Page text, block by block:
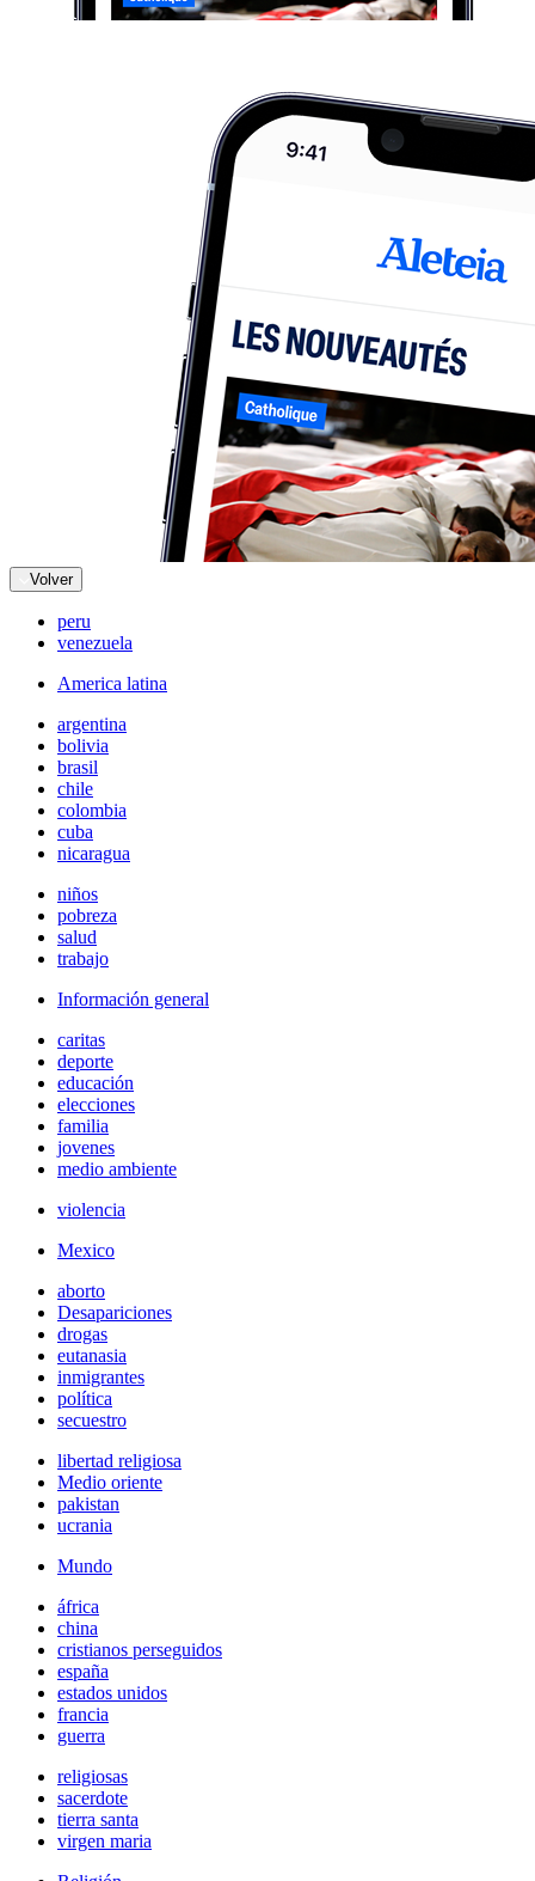
Volver
peru
venezuela
America latina
argentina
bolivia
brasil
chile
colombia
cuba
nicaragua
niños
pobreza
salud
trabajo
Información general
caritas
deporte
educación
elecciones
familia
jovenes
medio ambiente
violencia
Mexico
aborto
Desapariciones
drogas
eutanasia
inmigrantes
política
secuestro
libertad religiosa
Medio oriente
pakistan
ucrania
Mundo
áfrica
china
cristianos perseguidos
españa
estados unidos
francia
guerra
religiosas
sacerdote
tierra santa
virgen maria